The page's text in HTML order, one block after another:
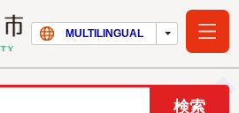
常陸太田市ホー
MULTILINGUAL